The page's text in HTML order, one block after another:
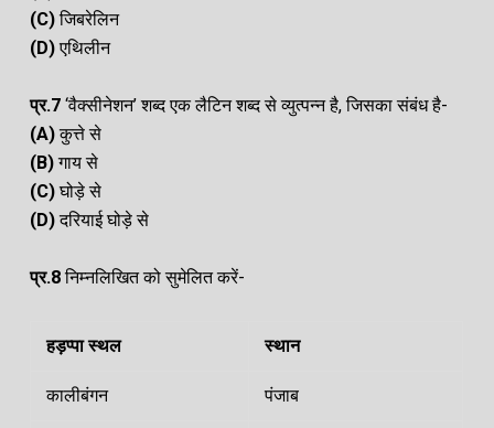
(C)जिबरेलिन
(D)एथिलीन
प्र.7 ‘वैक्सीनेशन’ शब्द एक लैटिन शब्द से व्युत्पन्न है, जिसका संबंध है-
(A)कुत्ते से
(B)गाय से
(C)घोड़े से
(D)दरियाई घोड़े से
प्र.8निम्नलिखित को सुमेलित करें-
हड़प्पा स्थल स्थान
कालीबंगन पंजाब